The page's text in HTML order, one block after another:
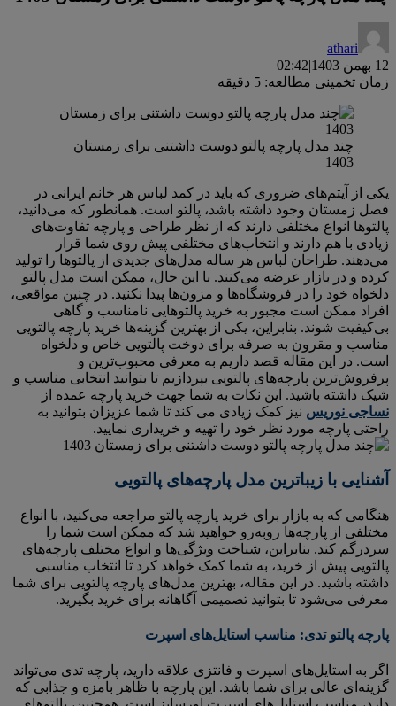
athari
12 بهمن 1403
|
02:42
زمان تخمینی مطالعه: 5 دقیقه
چند مدل پارچه پالتو دوست داشتنی برای زمستان
1403
یکی از آیتم‌های ضروری که باید در کمد لباس هر خانم ایرانی در
فصل زمستان وجود داشته باشد، پالتو است. همانطور که می‌دانید،
پالتوها انواع مختلفی دارند که از نظر طراحی و پارچه تفاوت‌های
زیادی با هم دارند و انتخاب‌های مختلفی پیش روی شما قرار
می‌دهند. طراحان لباس هر ساله مدل‌های جدیدی از پالتوها را تولید
کرده و در بازار عرضه می‌کنند. با این حال، ممکن است مدل پالتو
دلخواه خود را در فروشگاه‌ها و مزون‌ها پیدا نکنید. در چنین مواقعی،
افراد ممکن است مجبور به خرید پالتوهایی نامناسب و گاهی
بی‌کیفیت شوند. بنابراین، یکی از بهترین گزینه‌ها خرید پارچه پالتویی
مناسب و مقرون به صرفه برای دوخت پالتویی خاص و دلخواه
است. در این مقاله قصد داریم به معرفی محبوب‌ترین و
پرفروش‌ترین پارچه‌های پالتویی بپردازیم تا بتوانید انتخابی مناسب و
شیک داشته باشید. این نکات به شما جهت خرید پارچه عمده از
نساجی نوریس نیز کمک زیادی می کند تا شما عزیزان بتوانید به
راحتی پارچه مورد نظر خود را تهیه و خریداری نمایید.
آشنایی با زیباترین مدل پارچه‌های پالتویی
هنگامی که به بازار برای خرید پارچه پالتو مراجعه می‌کنید، با انواع
مختلفی از پارچه‌ها روبه‌رو خواهید شد که ممکن است شما را
سردرگم کند. بنابراین، شناخت ویژگی‌ها و انواع مختلف پارچه‌های
پالتویی پیش از خرید، به شما کمک خواهد کرد تا انتخاب مناسبی
داشته باشید. در این مقاله، بهترین مدل‌های پارچه پالتویی برای شما
معرفی می‌شود تا بتوانید تصمیمی آگاهانه برای خرید بگیرید.
پارچه پالتو تدی: مناسب استایل‌های اسپرت
اگر به استایل‌های اسپرت و فانتزی علاقه دارید، پارچه تدی می‌تواند
گزینه‌ای عالی برای شما باشد. این پارچه با ظاهر بامزه و جذابی که